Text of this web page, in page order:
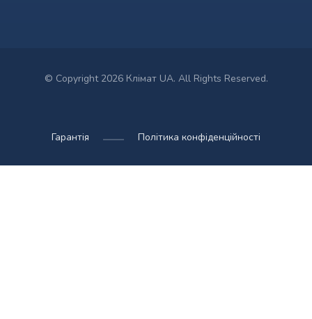
© Copyright 2026 Клімат UA. All Rights Reserved.
Політика конфіденційності
Гарантія